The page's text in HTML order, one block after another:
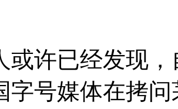
或许已经发现
字号媒体在拷